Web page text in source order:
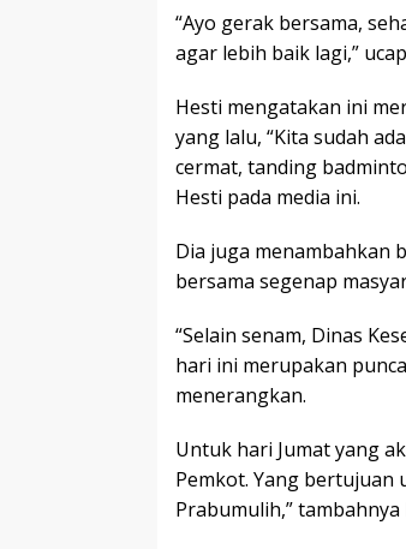
“Ayo gerak bersama,
agar lebih baik lagi,”
Hesti mengatakan ini
yang lalu, “Kita sudah
cermat, tanding
Hesti pada media ini.
Dia juga menambahkan
bersama segenap
“Selain senam, Dinas
hari ini merupakan
menerangkan.
Untuk hari Jumat yang
Pemkot. Yang bertujuan
Prabumulih,” tambahnya